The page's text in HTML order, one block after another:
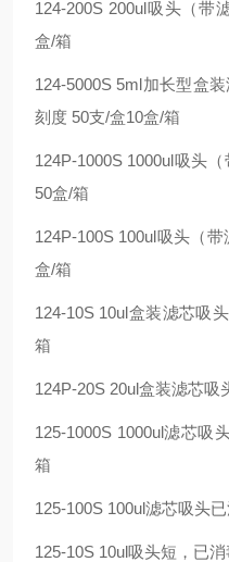
124-200S 200ul吸头（带
盒/箱
124-5000S 5ml加长型盒
刻度 50支/盒10盒/箱
124P-1000S 1000ul吸头
50盒/箱
124P-100S 100ul吸头（
盒/箱
124-10S 10ul盒装滤芯吸
箱
124P-20S 20ul盒装滤芯吸
125-1000S 1000ul滤芯吸
箱
125-100S 100ul滤芯吸头
125-10S 10ul吸头短，已